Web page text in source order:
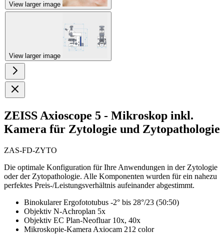
View larger image
View larger image
ZEISS Axioscope 5 - Mikroskop inkl.
Kamera für Zytologie und Zytopathologie
ZAS-FD-ZYTO
Die optimale Konfiguration für Ihre Anwendungen in der Zytologie
oder der Zytopathologie. Alle Komponenten wurden für ein nahezu
perfektes Preis-/Leistungsverhältnis aufeinander abgestimmt.
Binokularer Ergofototubus -2° bis 28°/23 (50:50)
Objektiv N-Achroplan 5x
Objektiv EC Plan-Neofluar 10x, 40x
Mikroskopie-Kamera Axiocam 212 color